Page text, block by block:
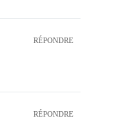
RÉPONDRE
RÉPONDRE